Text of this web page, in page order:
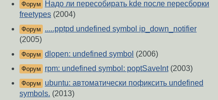
Форум
Надо ли пересобирать kde после пересборки
freetypes (2004)
Форум
.....pptpd undefined symbol ip_down_notifier
(2005)
Форум dlopen: undefined symbol (2006)
Форум rpm: undefined symbol: poptSaveInt(2003)
Форум
ubuntu: автоматически пофиксить undefined
symbols. (2013)